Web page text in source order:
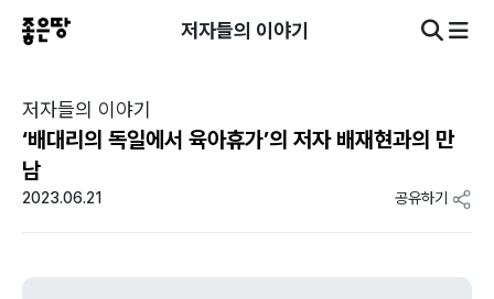
저자들의 이야기
저자들의 이야기
‘배대리의 독일에서 육아휴가’의 저자 배재현과의 만
남
2023.06.21 공유하기